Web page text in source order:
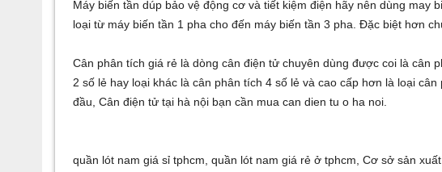
Máy biến tần dúp bảo vệ động cơ và tiết kiệm điện hãy nên dùng may
loại từ máy biến tần 1 pha cho đến máy biến tần 3 pha. Đặc biệt hơn
Cân phân tích giá rẻ là dòng cân điện tử chuyên dùng được coi làcân
2 số lẻ hay loại khác làcân phân tích 4 số lẻ và cao cấp hơn là loạicân
đầu,Cân điện tử tại hà nội bạn cần muacan dien tu o ha noi.
quần lót nam giá sỉ tphcm,quần lót nam giá rẻ ở tphcm,Cơ sở sản